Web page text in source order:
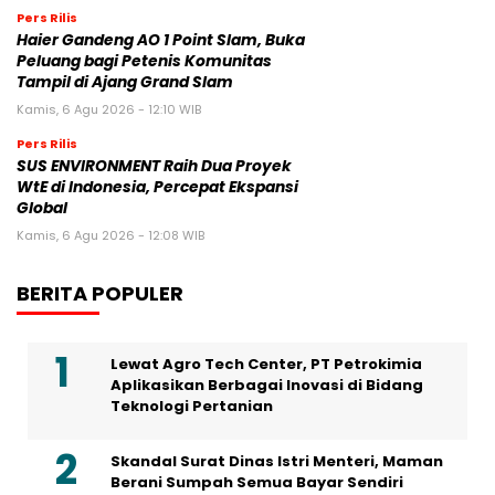
Pers Rilis
Haier Gandeng AO 1 Point Slam, Buka
Peluang bagi Petenis Komunitas
Tampil di Ajang Grand Slam
Kamis, 6 Agu 2026 - 12:10 WIB
Pers Rilis
SUS ENVIRONMENT Raih Dua Proyek
WtE di Indonesia, Percepat Ekspansi
Global
Kamis, 6 Agu 2026 - 12:08 WIB
BERITA POPULER
Lewat Agro Tech Center, PT Petrokimia
Aplikasikan Berbagai Inovasi di Bidang
Teknologi Pertanian
Skandal Surat Dinas Istri Menteri, Maman
Berani Sumpah Semua Bayar Sendiri